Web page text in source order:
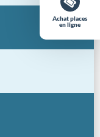
Achat places
en ligne